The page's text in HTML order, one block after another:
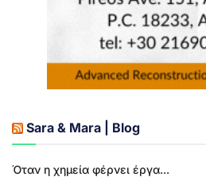
Sara & Mara | Blog
Όταν η χημεία φέρνει έργα...